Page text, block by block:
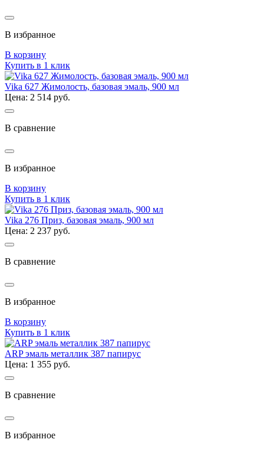
В избранное
В корзину
Купить в 1 клик
Vika 627 Жимолость, базовая эмаль, 900 мл
Цена: 2 514 руб.
В сравнение
В избранное
В корзину
Купить в 1 клик
Vika 276 Приз, базовая эмаль, 900 мл
Цена: 2 237 руб.
В сравнение
В избранное
В корзину
Купить в 1 клик
ARP эмаль металлик 387 папирус
Цена: 1 355 руб.
В сравнение
В избранное